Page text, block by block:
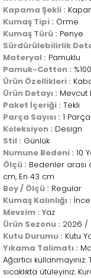
Kapama Şekli :
Kumaş Tipi : Örme
Kumaş Türü : Penye
Sürdürülebilirlik
Materyal : Pamuklu
Pamuk-Cotton : %100
Ürün Özellikleri :
Ürün Detayı : Mevcut
Paket İçeriği : Tekli
Parça Sayısı : 1 Parça
Koleksiyon : Design
Stil : Günlük
Numune Bedeni : 10
Ölçü : Bedenler arası
cm, En 43 cm
Boy / Ölçü : Regular
Kumaş Kalınlığı : İnce
Mevsim : Yaz
Ürün Sezonu : 2026 /
Kutu Durumu : Kutu
Yıkama Talimatı :
Ağartıcı
sıcaklıkta ütüleyiniz.